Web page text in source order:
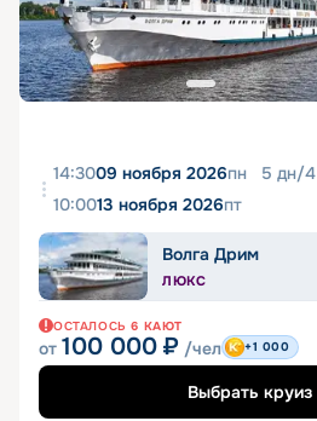
14:3009 ноября 2026пн 5 дн/4
10:0013 ноября 2026пт
Волга Дрим
ЛЮКС
ОСТАЛОСЬ 6 КАЮТ
от 100 000 ₽ /чел +1 000
Выбрать круиз